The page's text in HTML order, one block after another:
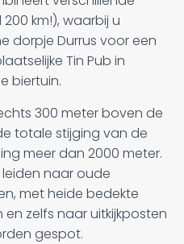
km!), waarbij u
dorpje Durrus voor een
Tin Pub in
biertuin.
300 meter boven de
totale stijging van de
meer dan 2000 meter.
leiden naar oude
met heide bedekte
en zelfs naar uitkijkposten
gespot.